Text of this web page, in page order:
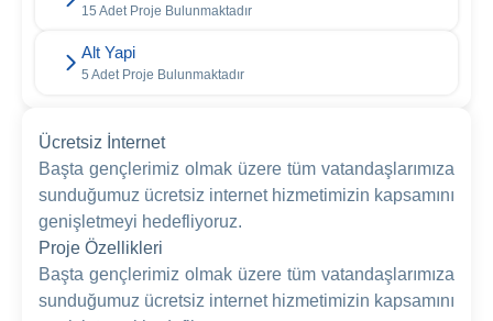
15 Adet Proje Bulunmaktadır
Alt Yapi
5 Adet Proje Bulunmaktadır
Ücretsiz İnternet
Başta gençlerimiz olmak üzere tüm vatandaşlarımıza
sunduğumuz ücretsiz internet hizmetimizin kapsamını
genişletmeyi hedefliyoruz.
Proje Özellikleri
Başta gençlerimiz olmak üzere tüm vatandaşlarımıza
sunduğumuz ücretsiz internet hizmetimizin kapsamını